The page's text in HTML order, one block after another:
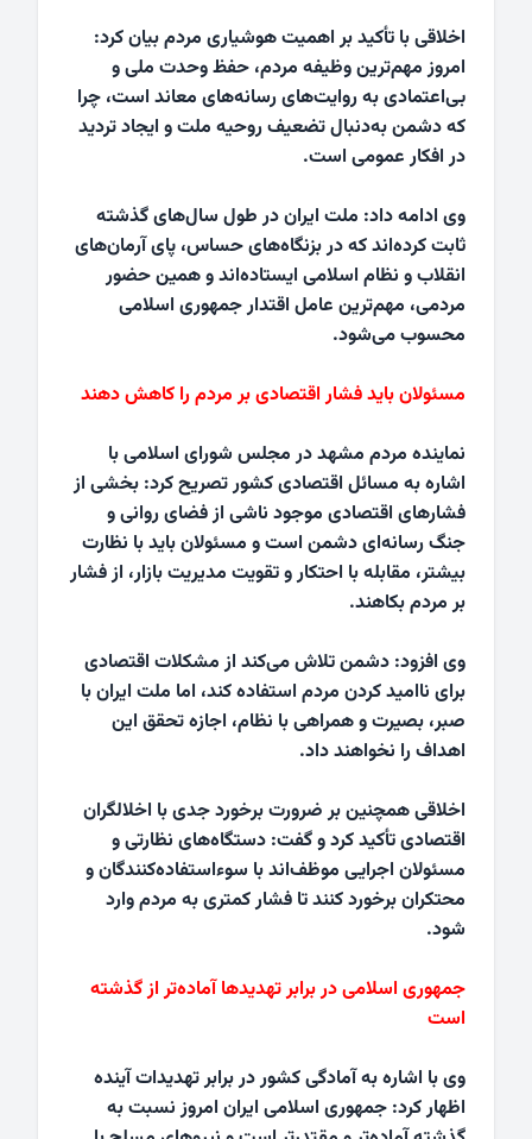
اخلاقی با تأکید بر اهمیت هوشیاری مردم بیان کرد:
امروز مهم‌ترین وظیفه مردم، حفظ وحدت ملی و
بی‌اعتمادی به روایت‌های رسانه‌های معاند است، چرا
که دشمن به‌دنبال تضعیف روحیه ملت و ایجاد تردید
در افکار عمومی است.
وی ادامه داد: ملت ایران در طول سال‌های گذشته
ثابت کرده‌اند که در بزنگاه‌های حساس، پای آرمان‌های
انقلاب و نظام اسلامی ایستاده‌اند و همین حضور
مردمی، مهم‌ترین عامل اقتدار جمهوری اسلامی
محسوب می‌شود.
مسئولان باید فشار اقتصادی بر مردم را کاهش دهند
نماینده مردم مشهد در مجلس شورای اسلامی با
اشاره به مسائل اقتصادی کشور تصریح کرد: بخشی از
فشارهای اقتصادی موجود ناشی از فضای روانی و
جنگ رسانه‌ای دشمن است و مسئولان باید با نظارت
بیشتر، مقابله با احتکار و تقویت مدیریت بازار، از فشار
بر مردم بکاهند.
وی افزود: دشمن تلاش می‌کند از مشکلات اقتصادی
برای ناامید کردن مردم استفاده کند، اما ملت ایران با
صبر، بصیرت و همراهی با نظام، اجازه تحقق این
اهداف را نخواهند داد.
اخلاقی همچنین بر ضرورت برخورد جدی با اخلالگران
اقتصادی تأکید کرد و گفت: دستگاه‌های نظارتی و
مسئولان اجرایی موظف‌اند با سوءاستفاده‌کنندگان و
محتکران برخورد کنند تا فشار کمتری به مردم وارد
شود.
جمهوری اسلامی در برابر تهدیدها آماده‌تر از گذشته
است
وی با اشاره به آمادگی کشور در برابر تهدیدات آینده
اظهار کرد: جمهوری اسلامی ایران امروز نسبت به